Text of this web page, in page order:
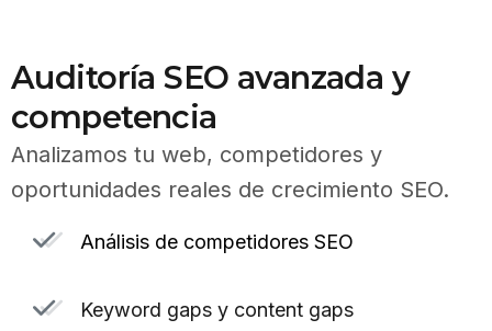
Auditoría SEO avanzada y
competencia
Analizamos tu web, competidores y
oportunidades reales de crecimiento SEO.
Análisis de competidores SEO
Keyword gaps y content gaps